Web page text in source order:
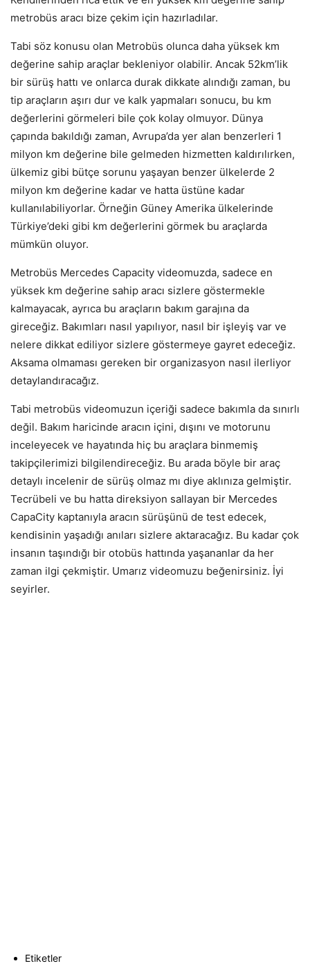
metrobüs aracı bize çekim için hazırladılar.
Tabi söz konusu olan Metrobüs olunca daha yüksek km
değerine sahip araçlar bekleniyor olabilir. Ancak 52km’lik
bir sürüş hattı ve onlarca durak dikkate alındığı zaman, bu
tip araçların aşırı dur ve kalk yapmaları sonucu, bu km
değerlerini görmeleri bile çok kolay olmuyor. Dünya
çapında bakıldığı zaman, Avrupa’da yer alan benzerleri 1
milyon km değerine bile gelmeden hizmetten kaldırılırken,
ülkemiz gibi bütçe sorunu yaşayan benzer ülkelerde 2
milyon km değerine kadar ve hatta üstüne kadar
kullanılabiliyorlar. Örneğin Güney Amerika ülkelerinde
Türkiye’deki gibi km değerlerini görmek bu araçlarda
mümkün oluyor.
Metrobüs Mercedes Capacity videomuzda, sadece en
yüksek km değerine sahip aracı sizlere göstermekle
kalmayacak, ayrıca bu araçların bakım garajına da
gireceğiz. Bakımları nasıl yapılıyor, nasıl bir işleyiş var ve
nelere dikkat ediliyor sizlere göstermeye gayret edeceğiz.
Aksama olmaması gereken bir organizasyon nasıl ilerliyor
detaylandıracağız.
Tabi metrobüs videomuzun içeriği sadece bakımla da sınırlı
değil. Bakım haricinde aracın içini, dışını ve motorunu
inceleyecek ve hayatında hiç bu araçlara binmemiş
takipçilerimizi bilgilendireceğiz. Bu arada böyle bir araç
detaylı incelenir de sürüş olmaz mı diye aklınıza gelmiştir.
Tecrübeli ve bu hatta direksiyon sallayan bir Mercedes
CapaCity kaptanıyla aracın sürüşünü de test edecek,
kendisinin yaşadığı anıları sizlere aktaracağız. Bu kadar çok
insanın taşındığı bir otobüs hattında yaşananlar da her
zaman ilgi çekmiştir. Umarız videomuzu beğenirsiniz. İyi
seyirler.
Etiketler